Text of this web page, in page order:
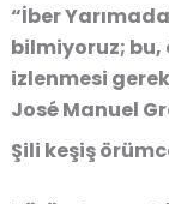
“İber
bilmiyoruz; bu,
izlenmesi
José Manuel
Şili keşiş